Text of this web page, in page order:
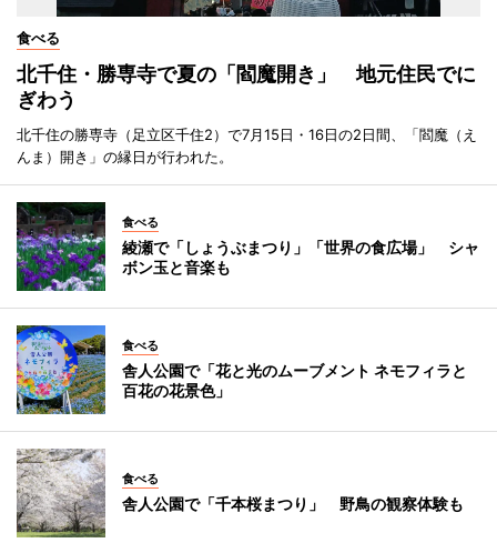
食べる
北千住・勝専寺で夏の「閻魔開き」 地元住民でに
ぎわう
北千住の勝専寺（足立区千住2）で7月15日・16日の2日間、「閻魔（え
んま）開き」の縁日が行われた。
食べる
綾瀬で「しょうぶまつり」「世界の食広場」 シャ
ボン玉と音楽も
食べる
舎人公園で「花と光のムーブメント ネモフィラと
百花の花景色」
食べる
舎人公園で「千本桜まつり」 野鳥の観察体験も